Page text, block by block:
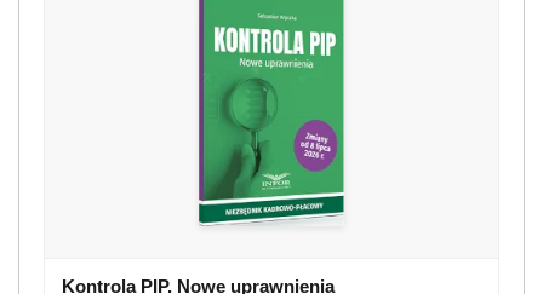
Kontrola PIP. Nowe uprawnienia